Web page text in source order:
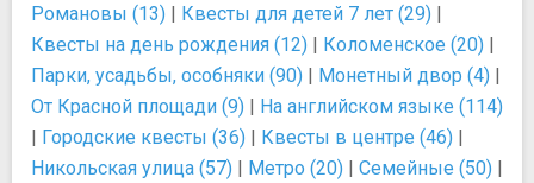
Романовы (13) | Квесты для детей 7 лет (29) |
Квесты на день рождения (12) | Коломенское (20) |
Парки, усадьбы, особняки (90) | Монетный двор (4) |
От Красной площади (9) | На английском языке (114)
| Городские квесты (36) | Квесты в центре (46) |
Никольская улица (57) | Метро (20) | Семейные (50) |